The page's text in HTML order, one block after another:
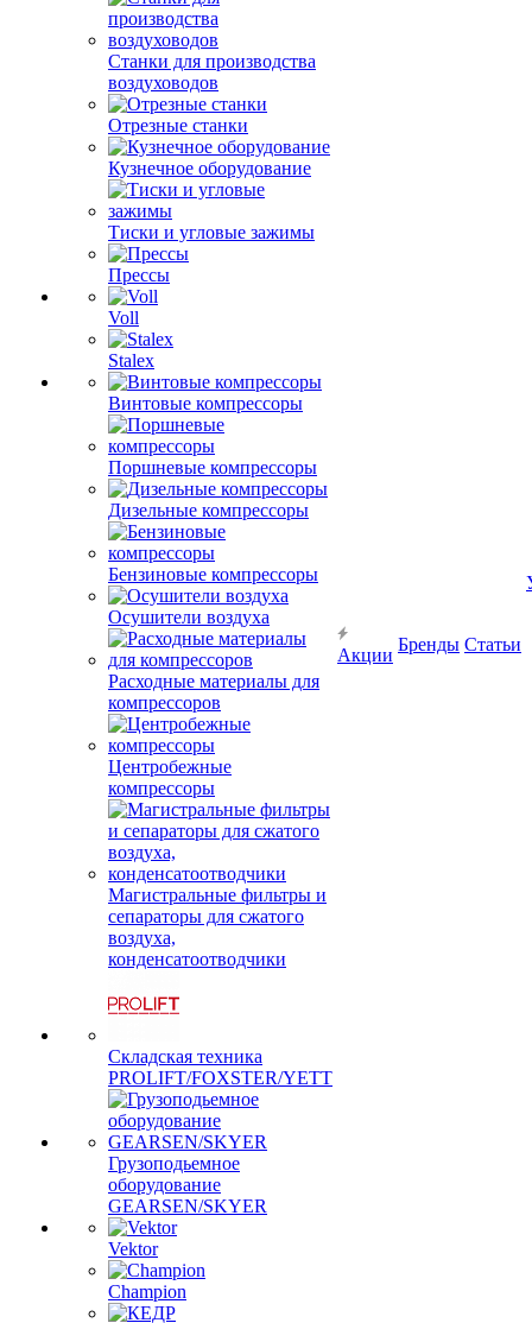
Станки для производства
воздуховодов
Отрезные станки
Кузнечное оборудование
Тиски и угловые зажимы
Прессы
Voll
Stalex
Винтовые компрессоры
Поршневые компрессоры
Дизельные компрессоры
Бензиновые компрессоры
Осушители воздуха
Расходные материалы для
компрессоров
Центробежные
компрессоры
Магистральные фильтры и
сепараторы для сжатого
воздуха,
конденсатоотводчики
Складская техника
PROLIFT/FOXSTER/YETT
Грузоподьемное
оборудование
GEARSEN/SKYER
Vektor
Champion